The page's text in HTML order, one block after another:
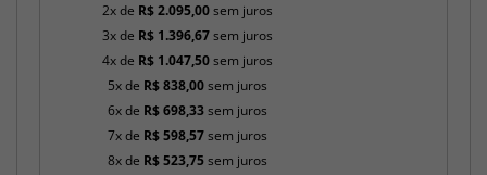
2x de R$ 2.095,00sem juros
3x de R$ 1.396,67sem juros
4x de R$ 1.047,50sem juros
5x de R$ 838,00sem juros
6x de R$ 698,33sem juros
7x de R$ 598,57sem juros
8x de R$ 523,75sem juros